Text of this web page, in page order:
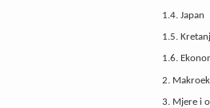
1.4. Japan
1.5.
1.6.
2.
3. Mjere i